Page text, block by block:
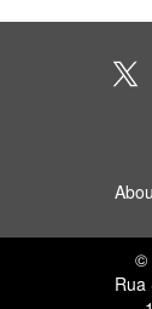
©
Rua